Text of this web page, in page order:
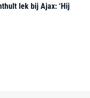
lek bij Ajax: ‘Hij